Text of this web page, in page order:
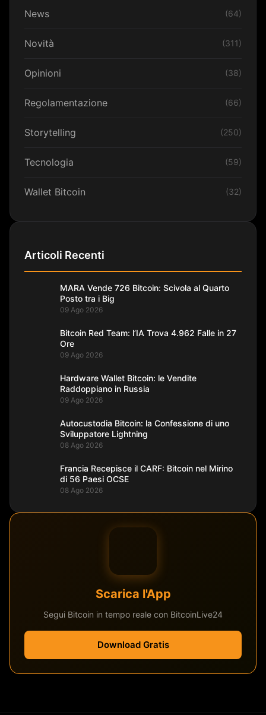
News (64)
Novità (311)
Opinioni (38)
Regolamentazione (66)
Storytelling (250)
Tecnologia (59)
Wallet Bitcoin (32)
Articoli Recenti
MARA Vende 726 Bitcoin: Scivola al Quarto
Posto tra i Big
09 Ago 2026
Bitcoin Red Team: l’IA Trova 4.962 Falle in 27
Ore
09 Ago 2026
Hardware Wallet Bitcoin: le Vendite
Raddoppiano in Russia
09 Ago 2026
Autocustodia Bitcoin: la Confessione di uno
Sviluppatore Lightning
08 Ago 2026
Francia Recepisce il CARF: Bitcoin nel Mirino
di 56 Paesi OCSE
08 Ago 2026
Scarica l'App
Segui Bitcoin in tempo reale con BitcoinLive24
Download Gratis